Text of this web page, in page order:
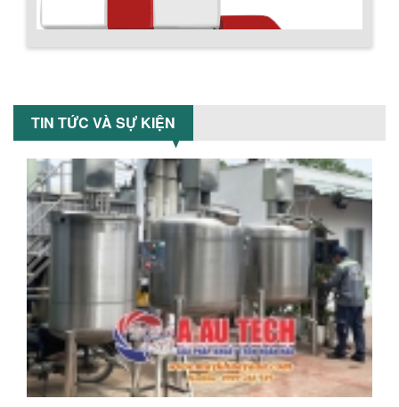
Hướng dẫn thanh toán mua hàng
TIN TỨC VÀ SỰ KIỆN
thân bồn nằm ngang, với cánh trộn bột
xoay đảo thuận nghịch. Vật liệu...
trộn các loại bột khô trong các ngành...
VÌ SAO DOANH NGHIỆP NÊN CHỌN MÁY
NGHIỀN MÀU SƠN Á ÂU?
Khám phá lý do doanh nghiệp nên
chọn máy nghiền màu sơn Á Âu: hiệu
suất cao, kiểm soát nhiệt tốt, tiết kiệm
ƯU ĐÃI ĐẶC BIỆT: GIÁ MÁY KHUẤY SƠN
CÔNG NGHIỆP GIẢM SỐC
Ưu đãi đặc biệt: Giá máy khuấy sơn
công nghiệp giảm sốc lên đến 20%.
Tiết kiệm chi phí, nhận ngay máy
khuấy...